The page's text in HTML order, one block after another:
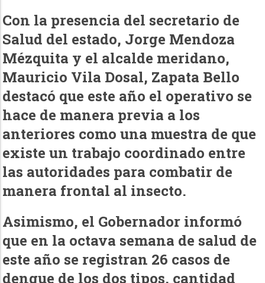
Con la presencia del secretario de
Salud del estado, Jorge Mendoza
Mézquita y el alcalde meridano,
Mauricio Vila Dosal, Zapata Bello
destacó que este año el operativo se
hace de manera previa a los
anteriores como una muestra de que
existe un trabajo coordinado entre
las autoridades para combatir de
manera frontal al insecto.
Asimismo, el Gobernador informó
que en la octava semana de salud de
este año se registran 26 casos de
dengue de los dos tipos, cantidad